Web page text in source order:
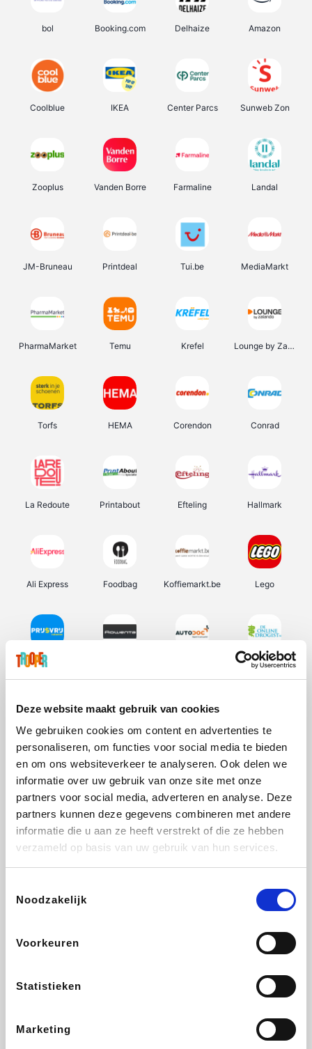
Deze website maakt gebruik van cookies
We gebruiken cookies om content en advertenties te
personaliseren, om functies voor social media te bieden
en om ons websiteverkeer te analyseren. Ook delen we
informatie over uw gebruik van onze site met onze
partners voor social media, adverteren en analyse. Deze
partners kunnen deze gegevens combineren met andere
informatie die u aan ze heeft verstrekt of die ze hebben
verzameld op basis van uw gebruik van hun services.
Noodzakelijk
Voorkeuren
Statistieken
Marketing
bol Booking.com Delhaize Amazon
Coolblue IKEA Center Parcs Sunweb Zon
Zooplus Vanden Borre Farmaline Landal
JM-Bruneau Printdeal Tui.be MediaMarkt
PharmaMarket Temu Krefel Lounge by Zalando
Torfs HEMA Corendon Conrad
La Redoute Printabout Efteling Hallmark
Ali Express Foodbag Koffiemarkt.be Lego
Prijsvrij De Online Drogist
Vidaxl Lampenlicht.be Plopsa Adidas
All Accor
DectDirect
SupraBazar